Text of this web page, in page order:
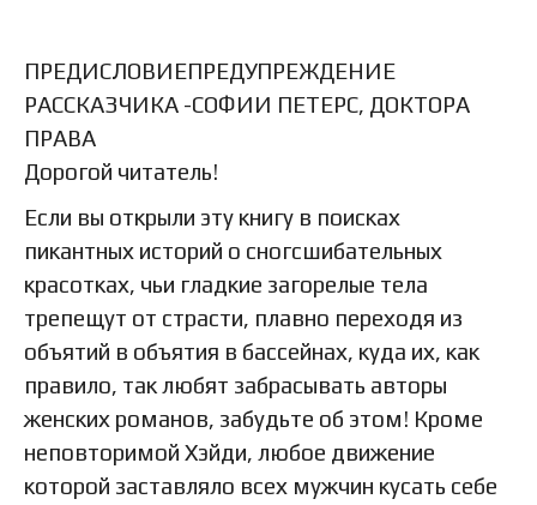
ПРЕДИСЛОВИЕПРЕДУПРЕЖДЕНИЕ
РАССКАЗЧИКА -СОФИИ ПЕТЕРС, ДОКТОРА
ПРАВА
Дорогой читатель!
Если вы открыли эту книгу в поисках
пикантных историй о сногсшибательных
красотках, чьи гладкие загорелые тела
трепещут от страсти, плавно переходя из
объятий в объятия в бассейнах, куда их, как
правило, так любят забрасывать авторы
женских романов, забудьте об этом! Кроме
неповторимой Хэйди, любое движение
которой заставляло всех мужчин кусать себе